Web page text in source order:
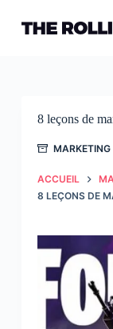
contenu
8 leçons de
MARKETING
ACCUEIL
8 LEÇONS DE